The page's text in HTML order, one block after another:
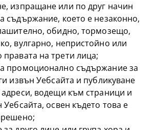
изпращане или по друг начин
съдържание, което е незаконно,
обидно, тормозещо,
вулгарно, непристойно или
на трети лица;
промоционално съдържание за
извън Уебсайта и публикуване
адреси, водещи към страници и
Уебсайта, освен където това е